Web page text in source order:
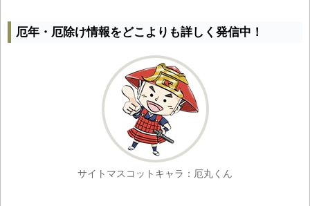
厄年・厄除け情報をどこよりも詳しく発信中！
サイトマスコットキャラ：厄丸くん